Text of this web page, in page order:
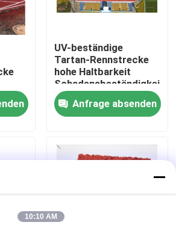
UV-beständige
Tartan-Rennstrecke
hohe Haltbarkeit
Schadensbeständigkeit
Anfrage absenden
10:10 AM